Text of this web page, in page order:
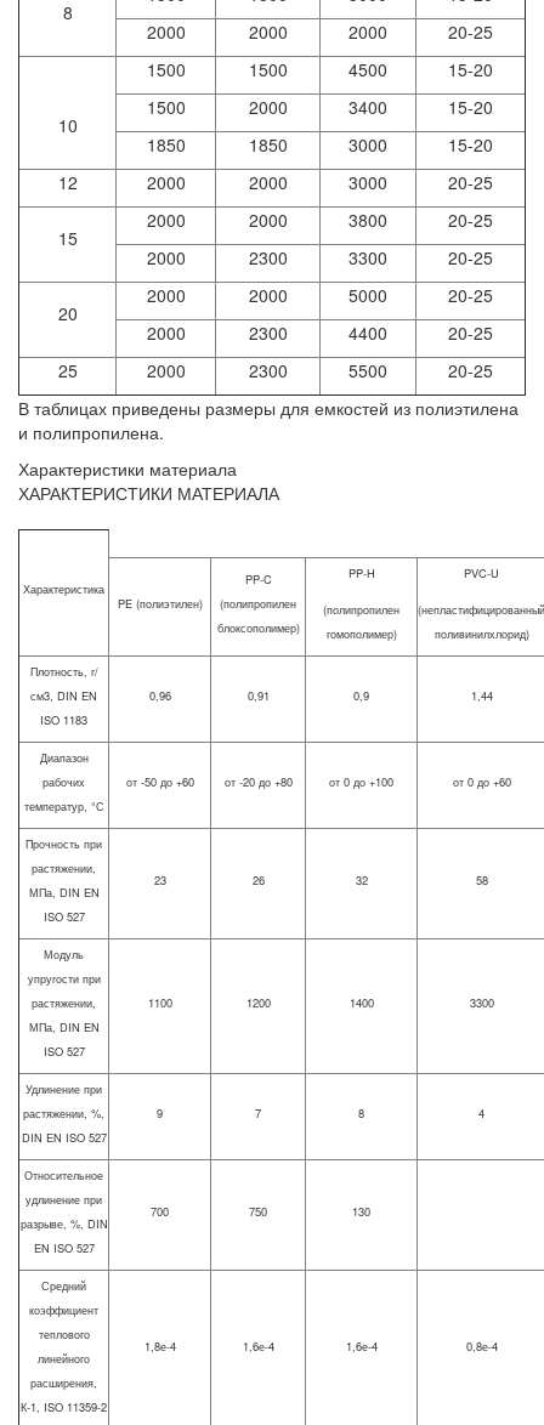
8
2000
2000 2000 20-25
10
1500 1500 4500
15-20
1500
2000 3400
15-20
1850
1850 3000
15-20
12
2000 2000 3000 20-25
15
2000 2000 3800
20-25
2000
2300 3300 20-25
20
2000 2000 5000
20-25
2000
2300 4400
20-25
25
2000 2300 5500
20-25
В таблицах приведены размеры для емкостей из полиэтилена
и полипропилена.
Характеристики материала
ХАРАКТЕРИСТИКИ МАТЕРИАЛА
Характеристика
PE (полиэтилен)
PP-C
(полипропилен
блоксополимер)
PP-H
(полипропилен
гомополимер)
PVC-U
(непластифицированный
поливинилхлорид)
Плотность, г/
см3, DIN EN
ISO 1183
0,96 0,91 0,9 1,44
Диапазон
рабочих
температур, °С
от -50 до +60 от -20 до +80 от 0 до +100 от 0 до +60
Прочность при
растяжении,
МПа, DIN EN
ISO 527
23 26 32 58
Модуль
упругости при
растяжении,
МПа, DIN EN
ISO 527
1100 1200 1400 3300
Удлинение при
растяжении, %,
DIN EN ISO 527
9 7 8 4
Относительное
удлинение при
разрыве, %, DIN
EN ISO 527
700 750 130
Средний
коэффициент
теплового
линейного
расширения,
К-1, ISO 11359-2
1,8е-4 1,6е-4 1,6е-4 0,8е-4